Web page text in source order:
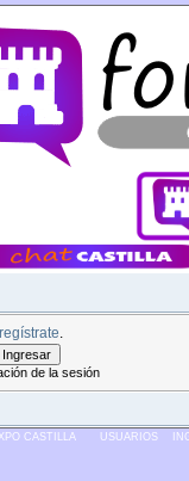
regístrate
de la sesión
CASTILLA USUARIOS